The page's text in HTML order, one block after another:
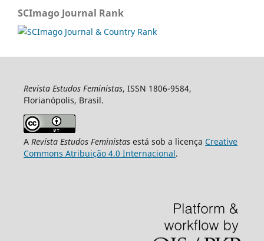
SCImago Journal Rank
Revista Estudos Feministas, ISSN 1806-9584,
Florianópolis, Brasil.
A Revista Estudos Feministasestá sob a licença Creative
Commons Atribuição 4.0 Internacional.